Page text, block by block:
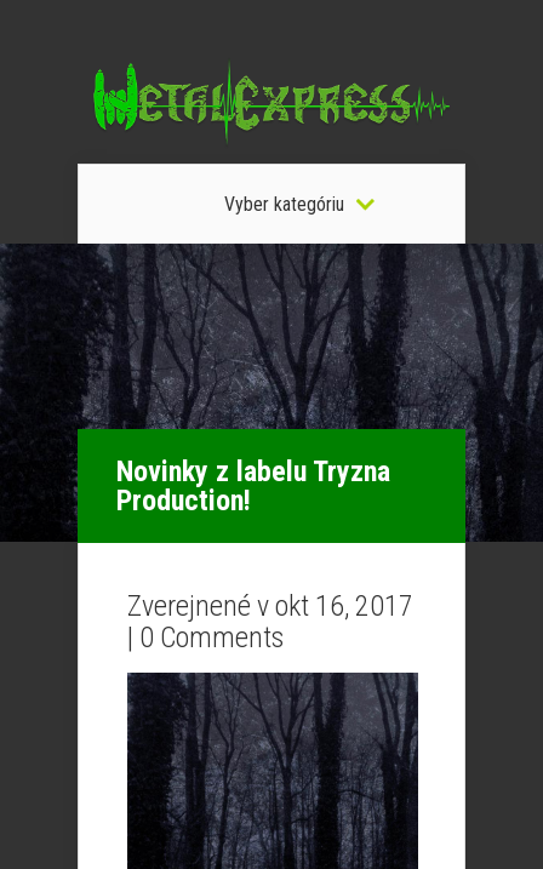
Vyber kategóriu
Novinky z labelu Tryzna
Production!
Zverejnené v okt 16, 2017
| 0 Comments